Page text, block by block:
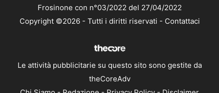
Frosinone con n°03/2022 del 27/04/2022
Copyright ©2026 - Tutti i diritti riservati - Contattaci
Le attività pubblicitarie su questo sito sono gestite da
theCoreAdv